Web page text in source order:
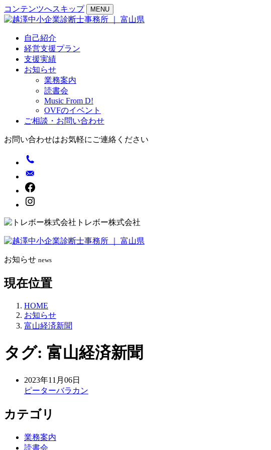
コンテンツへスキップ MENU
自己紹介
経営支援プラン
支援実績
お知らせ
業務案内
読書会
Music From D!
OVFのイベント
ご相談・お問い合わせ
お問い合わせはお気軽にご連絡ください
トレボー株式会社
お知らせ news
現在位置
HOME
お知らせ
富山経済新聞
タグ: 富山経済新聞
2023年11月06日
ピーターバラカン
カテゴリ
業務案内
読書会